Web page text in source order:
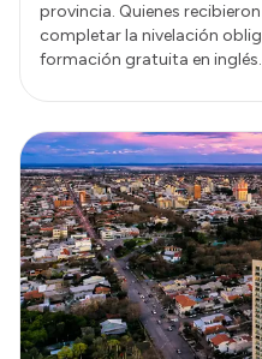
provincia. Quienes
completar la nivelación
formación gratuita en inglés.